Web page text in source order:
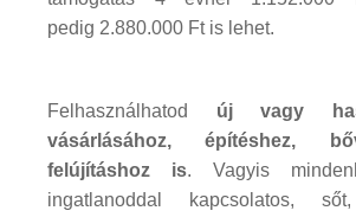
pedig 2.880.000 Ft is lehet.
Felhasználhatod új vagy
vásárlásához, építéshez,
felújításhoz is. Vagyis
ingatlanoddal kapcsolatos,